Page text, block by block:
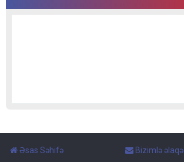
Əsas Səhifə Bizimlə əlaqə